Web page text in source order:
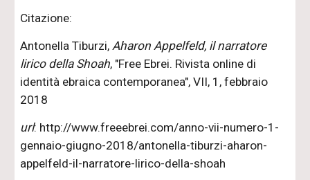
Citazione:
Antonella Tiburzi, Aharon Appelfeld, il narratore
lirico della Shoah, "Free Ebrei. Rivista online di
identità ebraica contemporanea", VII, 1, febbraio
2018
url: http://www.freeebrei.com/anno-vii-numero-1-
gennaio-giugno-2018/antonella-tiburzi-aharon-
appelfeld-il-narratore-lirico-della-shoah